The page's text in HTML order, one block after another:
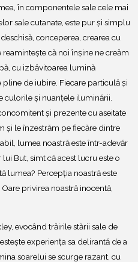
în componentele sale cele mai
sale cutanate, este pur și simplu
conceperea, crearea cu
că noi înșine ne creăm
cu izbăvitoarea lumină
de iubire. Fiecare particulă și
culorile și nuanțele iluminării.
și prezente cu aseitate
și le înzestrăm pe fiecăre dintre
lumea noastră este într-adevăr
But, simt că acest lucru este o
lumea? Percepția noastră este
privirea noastră inocentă,
evocând trăirile stării sale de
experiența sa delirantă de a
soarelui se scurge razant, cu